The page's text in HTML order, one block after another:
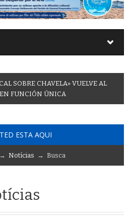
CAL SOBRE CHAVELA» VUELVE AL
EN FUNCIÓN ÚNICA
ESTA AQUI
→ Notícias → Busca